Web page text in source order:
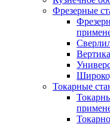
Фрезерные
Токарные